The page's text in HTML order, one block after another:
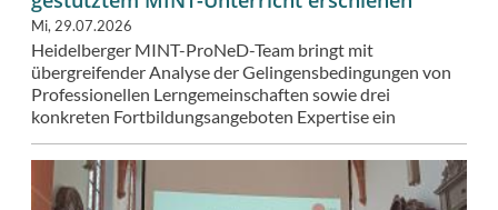
Mi, 29.07.2026
Heidelberger MINT-ProNeD-Team bringt mit
übergreifender Analyse der Gelingensbedingungen von
Professionellen Lerngemeinschaften sowie drei
konkreten Fortbildungsangeboten Expertise ein